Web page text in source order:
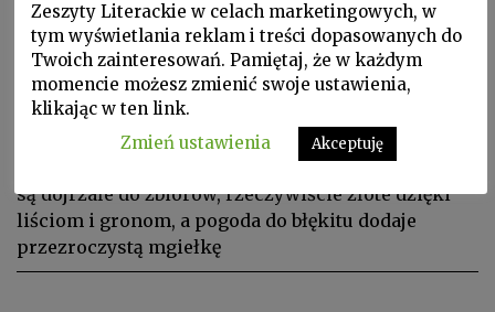
Podróże, W Zeszytach, ZL 2015 nr 4/132
EWA BIEŃKOWSKA, Jarmark w
Colmarze
Colmar należy odwiedzać w dwóch momentach
roku. Raz w październiku, kiedy okoliczne winnice
są dojrzałe do zbiorów, rzeczywiście złote dzięki
liściom i gronom, a pogoda do błękitu dodaje
przezroczystą mgiełkę
Zeszyty Literackie w celach marketingowych, w
tym wyświetlania reklam i treści dopasowanych do
Twoich zainteresowań. Pamiętaj, że w każdym
momencie możesz zmienić swoje ustawienia,
klikając w ten link.
Zmień ustawienia
Akceptuję